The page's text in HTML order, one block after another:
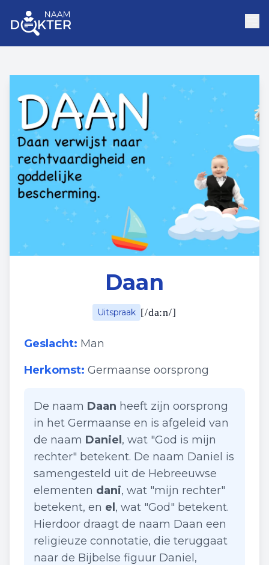
Daan
Uitspraak [/da:n/]
Geslacht: Man
Herkomst: Germaanse oorsprong
De naam Daan heeft zijn oorsprong
in het Germaanse en is afgeleid van
de naam Daniel , wat "God is mijn
rechter" betekent. De naam Daniel is
samengesteld uit de Hebreeuwse
elementen dani, wat "mijn rechter"
betekent, en el , wat "God" betekent.
Hierdoor draagt de naam Daan een
religieuze connotatie, die teruggaat
naar de Bijbelse figuur Daniel,